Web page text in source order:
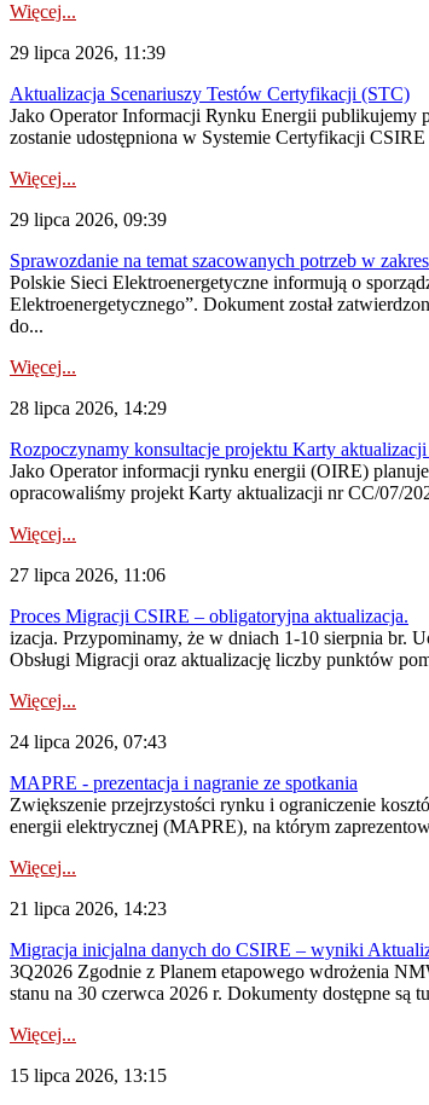
Więcej...
29 lipca 2026, 11:39
Aktualizacja Scenariuszy Testów Certyfikacji (STC)
Jako Operator Informacji Rynku Energii
zostanie udostępniona w Systemie Certyfikacji
Więcej...
29 lipca 2026, 09:39
Sprawozdanie na temat szacowanych potrzeb w
Polskie Sieci Elektroenergetyczne informują o
Elektroenergetycznego”. Dokument został
do...
Więcej...
28 lipca 2026, 14:29
Rozpoczynamy konsultacje projektu Karty
Jako Operator informacji rynku energii (OIRE)
opracowaliśmy projekt Karty aktualizacji nr CC/07/
Więcej...
27 lipca 2026, 11:06
Proces Migracji CSIRE – obligatoryjna aktualizacja.
izacja. Przypominamy, że w dniach 1-10 sierpnia br.
Obsługi Migracji oraz aktualizację liczby punktów
Więcej...
24 lipca 2026, 07:43
MAPRE - prezentacja i nagranie ze spotkania
Zwiększenie przejrzystości rynku i ograniczenie
energii elektrycznej (MAPRE), na którym
Więcej...
21 lipca 2026, 14:23
Migracja inicjalna danych do CSIRE – wyniki
3Q2026 Zgodnie z Planem etapowego wdrożenia
stanu na 30 czerwca 2026 r. Dokumenty dostępne są
Więcej...
15 lipca 2026, 13:15